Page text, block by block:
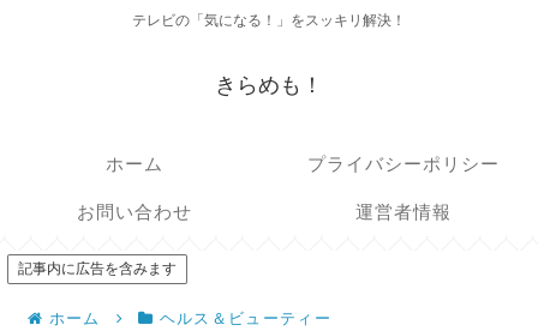
テレビの「気になる！」をスッキリ解決！
きらめも！
ホーム プライバシーポリシー
お問い合わせ 運営者情報
記事内に広告を含みます
ホーム ヘルス＆ビューティー